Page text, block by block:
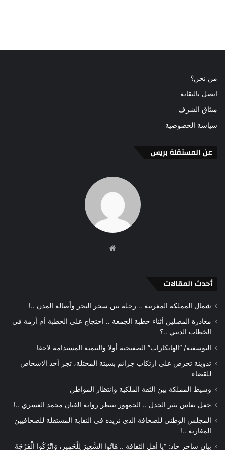
من نحن؟
اتصل بالنقابة
ميثاق الشرف
سياسة الخصوصية
عن المستقلة بريس
أحدث المقالات
شمال المملكة المغربية .. رحلة بين سحر البحر وأصالة المدن ..!
مغادرة المصلين أثناء خطبة الجمعة .. احتجاج على الخطبة أم أزمة في
الخطاب الديني ..؟
اليوسفية/ “الهانكارات” الصفيحية أولا والتنمية المستدامة لاحقا
تدوينة تحرض على ارتكاب جرائم بسبتة المحتلة، تجر أحد الاشخاص
للقضاء
وسيط المملكة بين الثقة الملكية وانتظار المواطن
حفل بفاس يثير الجدل .. الجمهور ينتظر رواية الفنان محمد العسري ..!
المجلس الوطني للصحافة الذي نريده في النقابة المستقلة للصحافيين
المغاربة ..!
بيان ساخر حاد: “يا أهل الثقافة .. هَاتُوا الشَّعِيرَ لِلْحَمِيرِ، وَاتْرُكُوا الْفَرْجَةَ